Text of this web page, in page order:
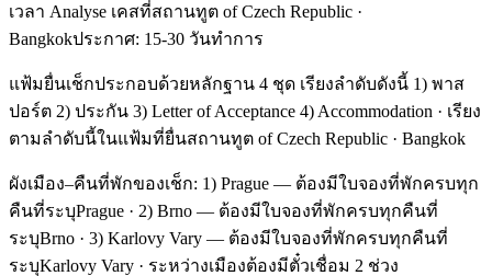
เวลา Analyse เคสที่สถานทูต of Czech Republic ·
Bangkokประกาศ: 15-30 วันทำการ
แฟ้มยื่นเช็กประกอบด้วยหลักฐาน 4 ชุด เรียงลำดับดังนี้ 1) พาส
ปอร์ต 2) ประกัน 3) Letter of Acceptance 4) Accommodation · เรียง
ตามลำดับนี้ในแฟ้มที่ยื่นสถานทูต of Czech Republic · Bangkok
ผังเมือง–คืนที่พักของเช็ก: 1) Prague — ต้องมีใบจองที่พักครบทุก
คืนที่ระบุPrague · 2) Brno — ต้องมีใบจองที่พักครบทุกคืนที่
ระบุBrno · 3) Karlovy Vary — ต้องมีใบจองที่พักครบทุกคืนที่
ระบุKarlovy Vary · ระหว่างเมืองต้องมีตั๋วเชื่อม 2 ช่วง